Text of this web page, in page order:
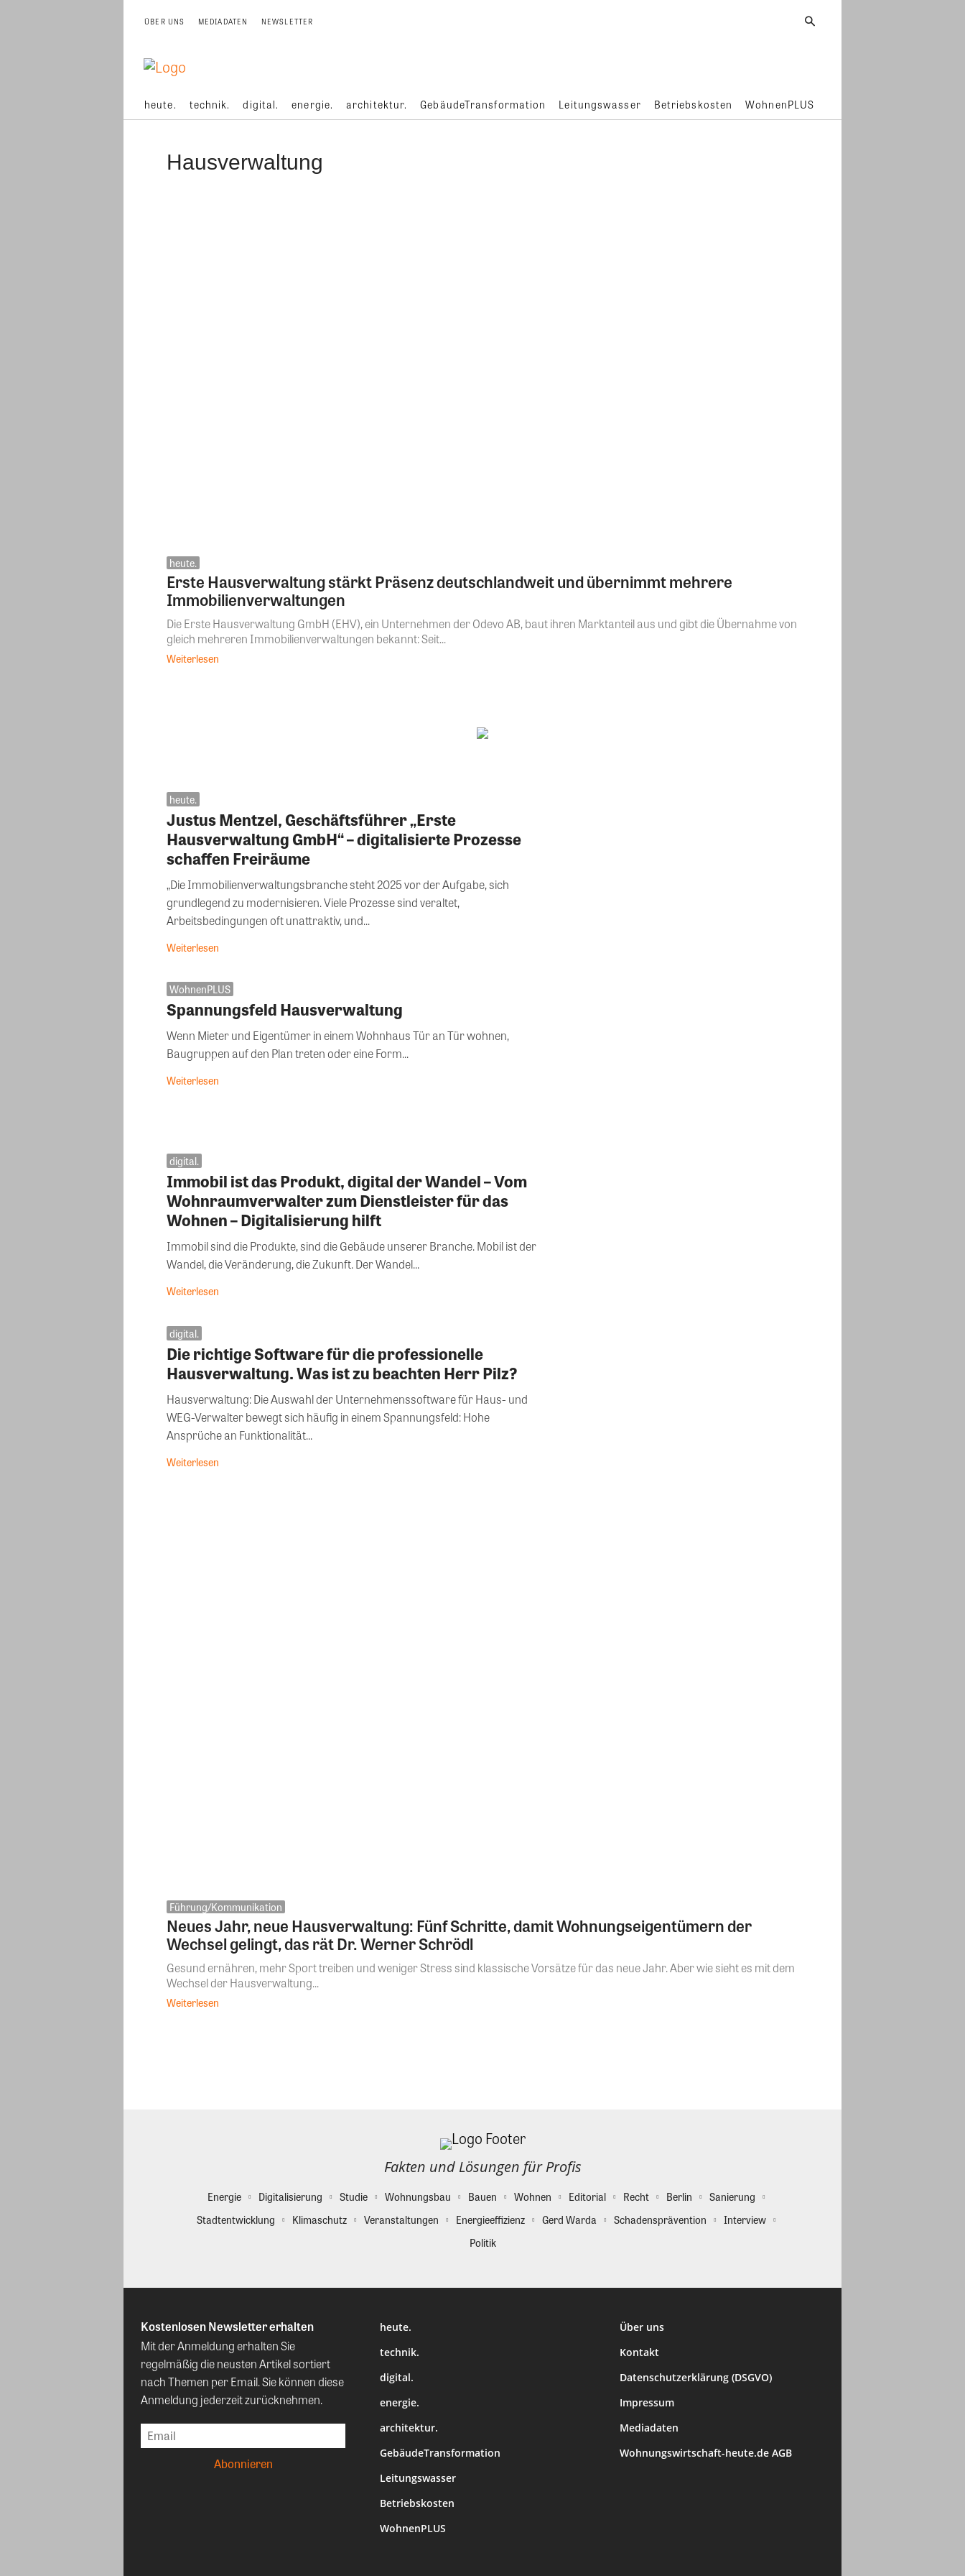
ÜBER UNS MEDIADATEN NEWSLETTER
heute. technik. digital. energie. architektur. GebäudeTransformation Leitungswasser Betriebskosten WohnenPLUS
Hausverwaltung
heute.
Erste Hausverwaltung stärkt Präsenz deutschlandweit und übernimmt mehrere
Immobilienverwaltungen
Die Erste Hausverwaltung GmbH (EHV), ein Unternehmen der Odevo AB, baut ihren Marktanteil aus und gibt die Übernahme von
gleich mehreren Immobilienverwaltungen bekannt: Seit...
Weiterlesen
heute.
Justus Mentzel, Geschäftsführer „Erste
Hausverwaltung GmbH“ – digitalisierte Prozesse
schaffen Freiräume
„Die Immobilienverwaltungsbranche steht 2025 vor der Aufgabe, sich
grundlegend zu modernisieren. Viele Prozesse sind veraltet,
Arbeitsbedingungen oft unattraktiv, und...
Weiterlesen
WohnenPLUS
Spannungsfeld Hausverwaltung
Wenn Mieter und Eigentümer in einem Wohnhaus Tür an Tür wohnen,
Baugruppen auf den Plan treten oder eine Form...
Weiterlesen
digital.
Immobil ist das Produkt, digital der Wandel – Vom
Wohnraumverwalter zum Dienstleister für das
Wohnen – Digitalisierung hilft
Immobil sind die Produkte, sind die Gebäude unserer Branche. Mobil ist der
Wandel, die Veränderung, die Zukunft. Der Wandel...
Weiterlesen
digital.
Die richtige Software für die professionelle
Hausverwaltung. Was ist zu beachten Herr Pilz?
Hausverwaltung: Die Auswahl der Unternehmenssoftware für Haus- und
WEG-Verwalter bewegt sich häufig in einem Spannungsfeld: Hohe
Ansprüche an Funktionalität...
Weiterlesen
Führung/Kommunikation
Neues Jahr, neue Hausverwaltung: Fünf Schritte, damit Wohnungseigentümern der
Wechsel gelingt, das rät Dr. Werner Schrödl
Gesund ernähren, mehr Sport treiben und weniger Stress sind klassische Vorsätze für das neue Jahr. Aber wie sieht es mit dem
Wechsel der Hausverwaltung...
Weiterlesen
Fakten und Lösungen für Profis
Energie Digitalisierung Studie Wohnungsbau Bauen Wohnen Editorial Recht Berlin
Sanierung
Stadtentwicklung
Klimaschutz Veranstaltungen Energieeffizienz Gerd Warda Schadensprävention
Interview
Politik
Kostenlosen Newsletter erhalten
Mit der Anmeldung erhalten Sie
regelmäßig die neusten Artikel sortiert
nach Themen per Email. Sie können diese
Anmeldung jederzeit zurücknehmen.
heute.
technik.
digital.
energie.
architektur.
GebäudeTransformation
Leitungswasser
Betriebskosten
WohnenPLUS
Über uns
Kontakt
Datenschutzerklärung (DSGVO)
Impressum
Mediadaten
Wohnungswirtschaft-heute.de AGB